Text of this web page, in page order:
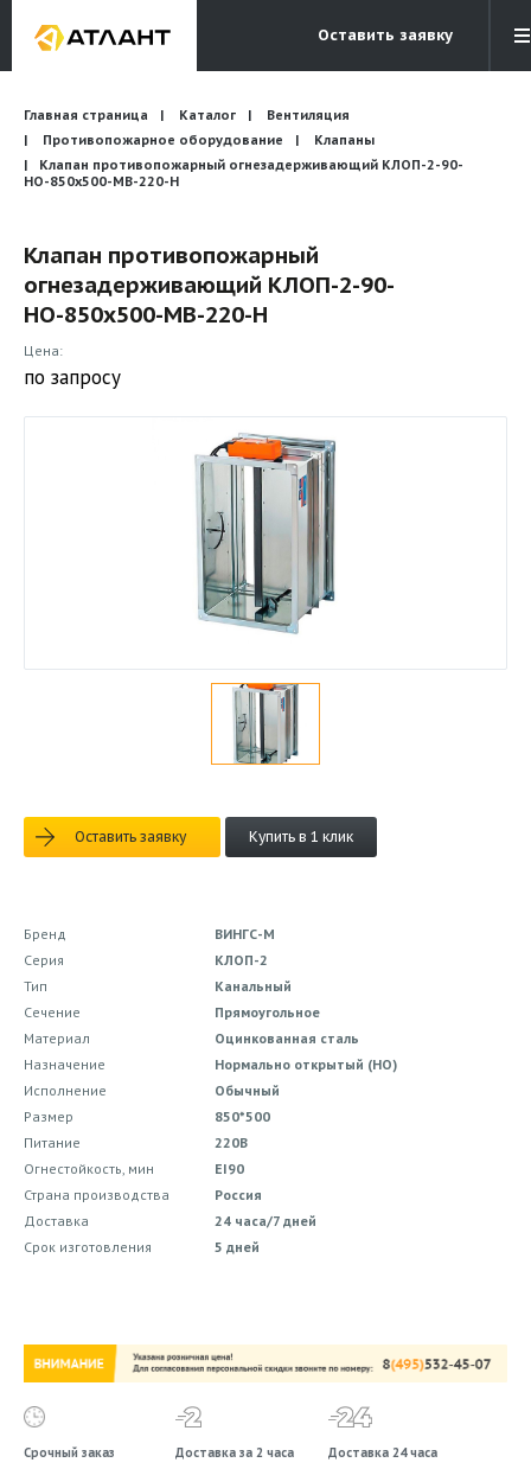
Оставить заявку
Электронная почта
info@atlantcompany.ru
Бесплатный звонок
8 (495) 532-45-07
Бренды
Каталоги
Бланки запросов
Главная страница Каталог
Вентиляция
Противопожарное оборудование
Клапаны
Клапан противопожарный огнезадерживающий КЛОП-2-90-
НО-850х500-МВ-220-Н
Клапан противопожарный
огнезадерживающий КЛОП-2-90-
НО-850х500-МВ-220-Н
Цена:
по запросу
Оставить заявку Купить в 1 клик
Бренд
ВИНГС-М
Серия
КЛОП-2
Тип
Канальный
Сечение
Прямоугольное
Материал
Оцинкованная сталь
Назначение
Нормально открытый (НО)
Исполнение
Обычный
Размер
850*500
Питание
220В
Огнестойкость, мин
EI90
Страна производства
Россия
Доставка
24 часа/7 дней
Срок изготовления
5 дней
Срочный заказ Доставка за 2 часа Доставка 24 часа